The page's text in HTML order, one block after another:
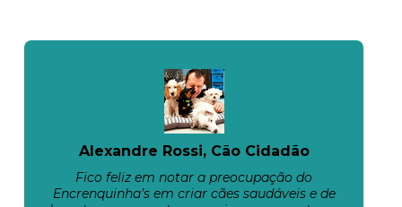
Alexandre Rossi, Cão Cidadão
Fico feliz em notar a preocupação do
Encrenquinha’s em criar cães saudáveis e de